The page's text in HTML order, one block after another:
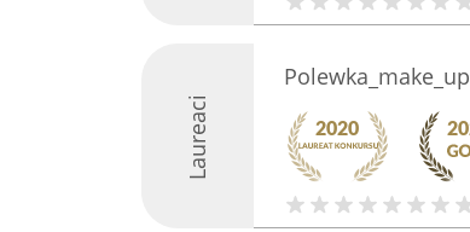
Laureaci
Polewka_make_up